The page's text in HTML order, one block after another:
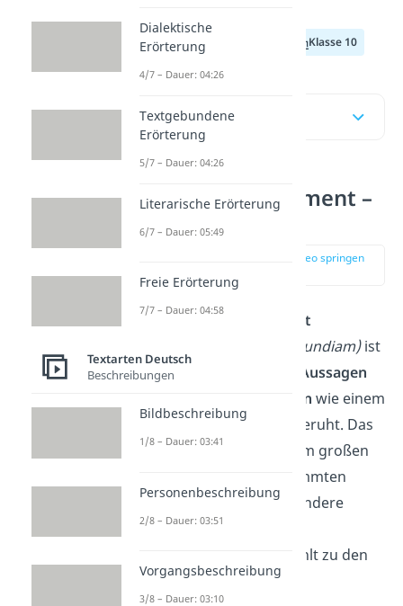
Klasse 8 Klasse 10
Inhaltsübersicht
Autoritätsargument –
einfach erklärt
zur Stelle im Video springen
EinAutoritätsargument
(Argumentum ad verecundiam)ist
ein Argument, das auf
Aussagen
Autoritätspersonen wie einem
Forscher oder Lehrer beruht. Das
sind Personen mit einem großen
Einfluss in einem bestimmten
Gebiet, an denen sich andere
orientieren. Das
Autoritätsargument zählt zu den
Argumenttypen.
Dialektische
Erörterung
4/7 – Dauer: 04:26
Textgebundene
Erörterung
5/7 – Dauer: 04:26
Literarische Erörterung
6/7 – Dauer: 05:49
Freie Erörterung
7/7 – Dauer: 04:58
Textarten Deutsch
Beschreibungen
Bildbeschreibung
1/8 – Dauer: 03:41
Personenbeschreibung
2/8 – Dauer: 03:51
Vorgangsbeschreibung
3/8 – Dauer: 03:10